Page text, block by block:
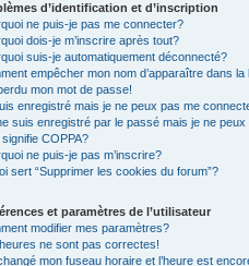
d’identification et d’inscription
ne puis-je pas me connecter?
dois-je m’inscrire après tout?
suis-je automatiquement déconnecté?
empêcher mon nom d’apparaître dans
mon mot de passe!
enregistré mais je ne peux pas me
suis enregistré par le passé mais je ne
COPPA?
ne puis-je pas m’inscrire?
sert “Supprimer les cookies du forum”?
et paramètres de l’utilisateur
modifier mes paramètres?
ne sont pas correctes!
mon fuseau horaire et l’heure est